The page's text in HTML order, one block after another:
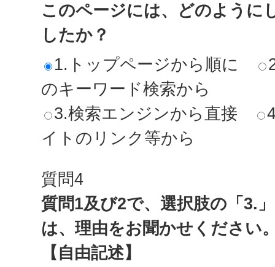
このページには、どのように
したか？
1.トップページから順に
のキーワード検索から
3.検索エンジンから直接
イトのリンク等から
質問4
質問1及び2で、選択肢の「3.
は、理由をお聞かせください
【自由記述】